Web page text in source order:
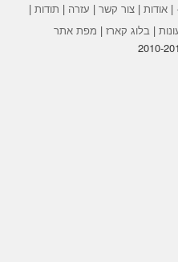
|אודות |צור קשר | עזרה | תודות |
|בלוג קארז | מפת אתר